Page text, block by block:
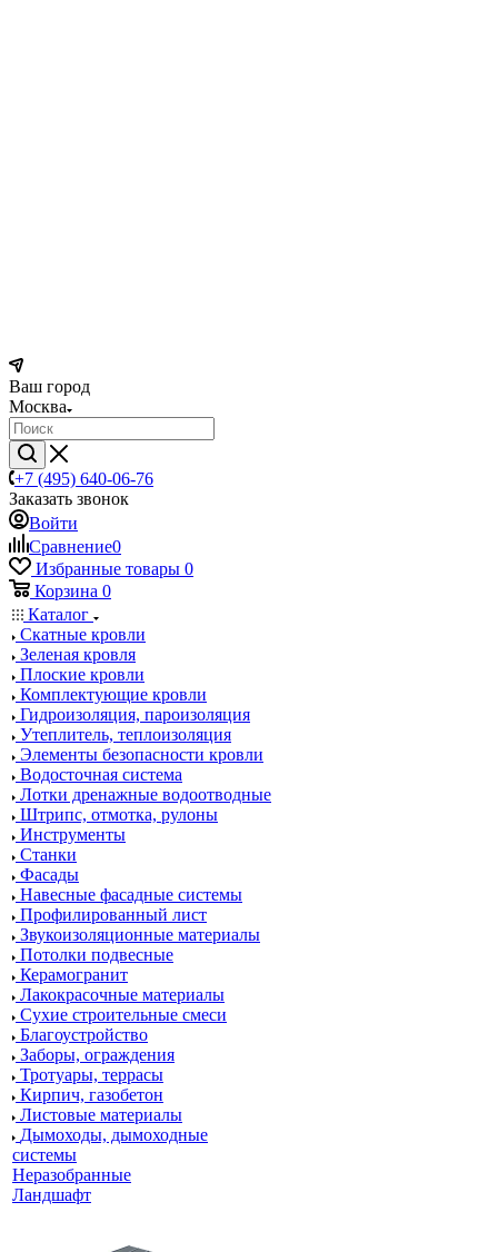
Ваш город
Москва
+7 (495) 640-06-76
Заказать звонок
Войти
Сравнение0
Избранные товары 0
Корзина 0
Каталог
Скатные кровли
Зеленая кровля
Плоские кровли
Комплектующие кровли
Гидроизоляция, пароизоляция
Утеплитель, теплоизоляция
Элементы безопасности кровли
Водосточная система
Лотки дренажные водоотводные
Штрипс, отмотка, рулоны
Инструменты
Станки
Фасады
Навесные фасадные системы
Профилированный лист
Звукоизоляционные материалы
Потолки подвесные
Керамогранит
Лакокрасочные материалы
Сухие строительные смеси
Благоустройство
Заборы, ограждения
Тротуары, террасы
Кирпич, газобетон
Листовые материалы
Дымоходы, дымоходные
системы
Неразобранные
Ландшафт